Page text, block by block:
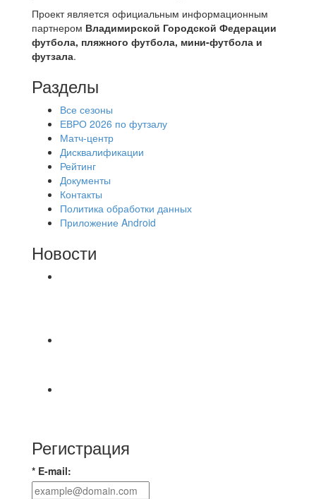
Проект является официальным информационным
партнером Владимирской Городской Федерации
футбола, пляжного футбола, мини-футбола и
футзала.
Разделы
Все сезоны
ЕВРО 2026 по футзалу
Матч-центр
Дисквалификации
Рейтинг
Документы
Контакты
Политика обработки данных
Приложение Android
Новости
Регистрация
* E-mail: